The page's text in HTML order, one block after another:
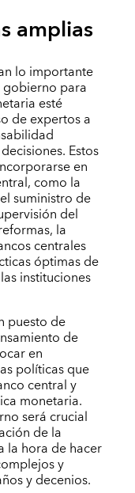
amplias
lo importante
para
esté
de expertos a
Estos
en
como la
suministro de
del
la
centrales
óptimas de
instituciones
puesto de
de
en
políticas que
central y
monetaria.
será crucial
de la
la hora de hacer
y
y decenios.